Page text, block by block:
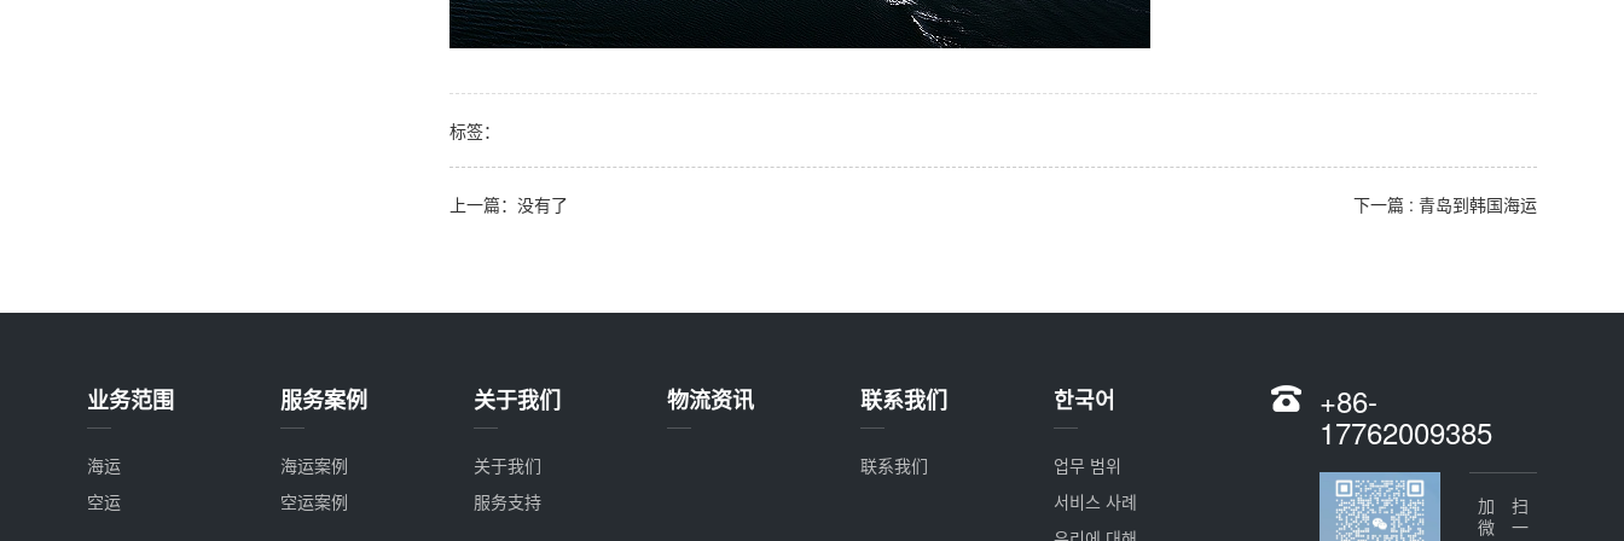
标签：
上一篇：没有了 下一篇 : 青岛到韩国海运
业务范围
海运
空运
服务案例
海运案例
空运案例
关于我们
关于我们
服务支持
物流资讯 联系我们
联系我们
한국어
업무 범위
서비스 사례
+86-
17762009385